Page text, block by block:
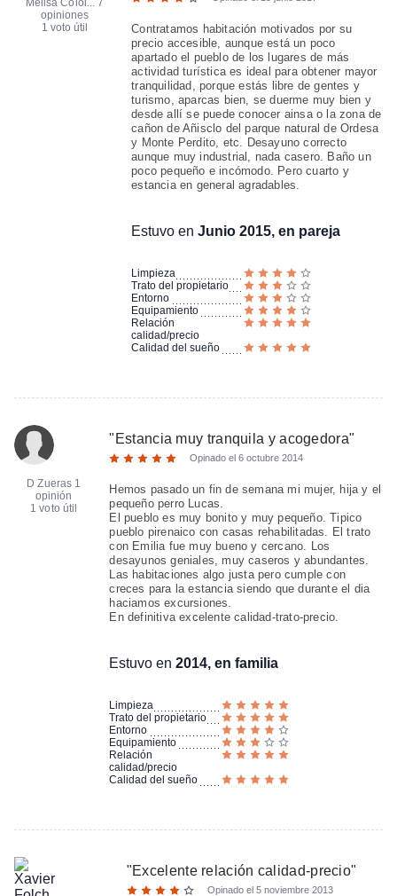
Melisa Coloi... 7
opiniones
1 voto útil
Contratamos habitación motivados por su
precio accesible, aunque está un poco
apartado el pueblo de los lugares de más
actividad turística es ideal para obtener mayor
tranquilidad, porque estás libre de gentes y
turismo, aparcas bien, se duerme muy bien y
desde allí se puede conocer ainsa o la zona de
cañon de Añisclo del parque natural de Ordesa
y Monte Perdito, etc. Desayuno correcto
aunque muy industrial, nada casero. Baño un
poco pequeño e incómodo. Pero cuarto y
estancia en general agradables.
Estuvo enJunio 2015, en pareja
Limpieza
Trato del propietario
Entorno
Equipamiento
Relación
calidad/precio
Calidad del sueño
D Zueras 1
opinión
1 voto útil
" Estancia muy tranquila y acogedora"
Opinado el6 octubre 2014
Hemos pasado un fin de semana mi mujer, hija y el
pequeño perro Lucas.
El pueblo es muy bonito y muy pequeño. Tipico
pueblo pirenaico con casas rehabilitadas. El trato
con Emilia fue muy bueno y cercano. Los
desayunos geniales, muy caseros y abundantes.
Las habitaciones algo justa pero cumple con
creces para la estancia siendo que durante el dia
haciamos excursiones.
En definitiva excelente calidad-trato-precio.
Estuvo en2014, en familia
Limpieza
Trato del propietario
Entorno
Equipamiento
Relación
calidad/precio
Calidad del sueño
"Excelente relación calidad-precio"
Opinado el 5 noviembre 2013